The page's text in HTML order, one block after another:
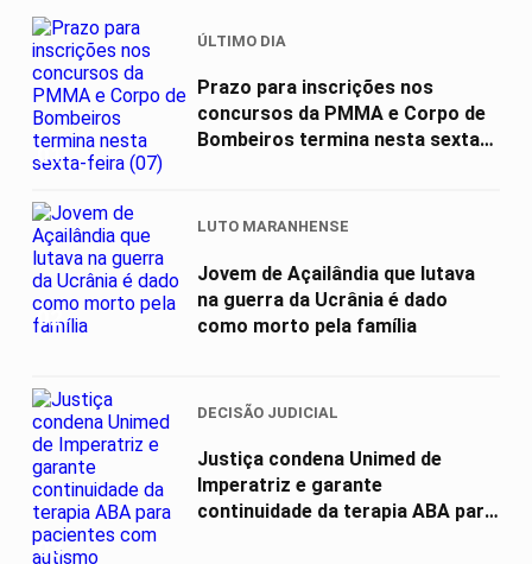
01
ÚLTIMO DIA
Prazo para inscrições nos
concursos da PMMA e Corpo de
Bombeiros termina nesta sexta-
02
LUTO MARANHENSE
Jovem de Açailândia que lutava
na guerra da Ucrânia é dado
como morto pela família
03
DECISÃO JUDICIAL
Justiça condena Unimed de
Imperatriz e garante
continuidade da terapia ABA para